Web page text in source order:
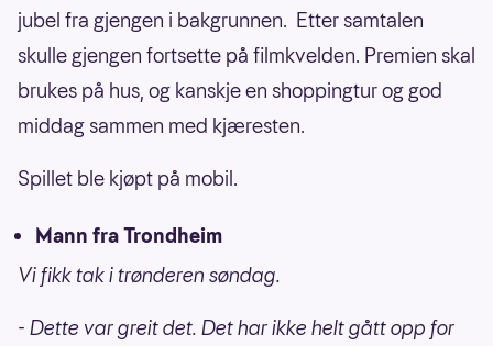
jubel fra gjengen i bakgrunnen. Etter samtalen
skulle gjengen fortsette på filmkvelden. Premien skal
brukes på hus, og kanskje en shoppingtur og god
middag sammen med kjæresten.
Spillet ble kjøpt på mobil.
Mann fra Trondheim
Vi fikk tak i trønderen søndag.
- Dette var greit det. Det har ikke helt gått opp for